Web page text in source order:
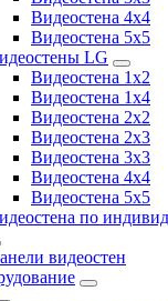
Видеостена 4x4
Видеостена 5x5
LG
Видеостена 1x2
Видеостена 1x4
Видеостена 2x2
Видеостена 2x3
Видеостена 3x3
Видеостена 4x4
Видеостена 5x5
по
видеостен